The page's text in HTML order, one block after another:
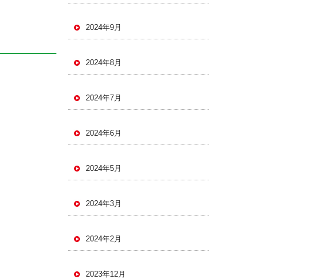
2024年9月
2024年8月
2024年7月
2024年6月
2024年5月
2024年3月
2024年2月
2023年12月